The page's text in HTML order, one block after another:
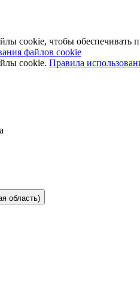
cookie, чтобы обеспечивать
файлов cookie
cookie. Правила
область)